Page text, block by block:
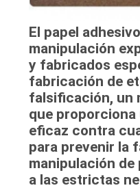
POLICY
El papel
manipulación
y fabricados
fabricación de
falsificación, un
que
eficaz contra
para prevenir la
manipulación
a las estrictas